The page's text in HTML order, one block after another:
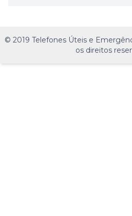
© 2019 Telefones Úteis e
os direitos